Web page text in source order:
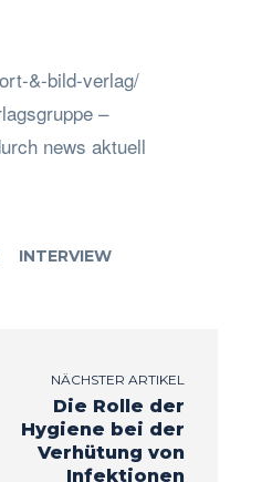
&-bild-verlag/
–
news aktuell
INTERVIEW
NÄCHSTER ARTIKEL
Die Rolle der
Hygiene bei der
Verhütung von
Infektionen